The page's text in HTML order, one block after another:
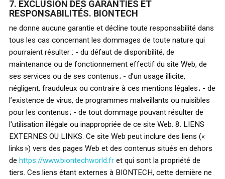
7. EXCLUSION DES GARANTIES ET
RESPONSABILITÉS. BIONTECH
ne donne aucune garantie et décline toute responsabilité dans
tous les cas concernant les dommages de toute nature qui
pourraient résulter : - du défaut de disponibilité, de
maintenance ou de fonctionnement effectif du site Web, de
ses services ou de ses contenus ; - d’un usage illicite,
négligent, frauduleux ou contraire à ces mentions légales ; - de
l’existence de virus, de programmes malveillants ou nuisibles
pour les contenus ; - de tout dommage pouvant résulter de
l'utilisation illégale ou inappropriée de ce site Web. 8. LIENS
EXTERNES OU LINKS. Ce site Web peut inclure des liens («
links ») vers des pages Web et des contenus situés en dehors
de https://www.biontechworld.fr et qui sont la propriété de
tiers. Ces liens étant externes à BIONTECH, cette dernière ne